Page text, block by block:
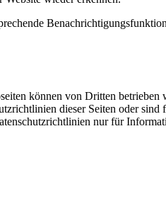
können von Dritten betrieben
dieser Seiten oder sind
nur für